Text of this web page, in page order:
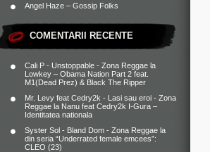
Angel Haze – Gossip Folks
COMENTARII RECENTE
Cali P - Unstoppable - Zona Reggae la
Lowkey – Obama Nation Part 2 feat.
M1(Dead Prez) & Black The Ripper
Mr. Levy feat Cedry2k - Lasi sau eroi - Zona
Reggae la Nanu feat Cedry2k I-Gura –
Identitatea nationala
Syster Sol - Bland Dom - Zona Reggae la
din seria “Underrated female emcees”:
CLEO (23)